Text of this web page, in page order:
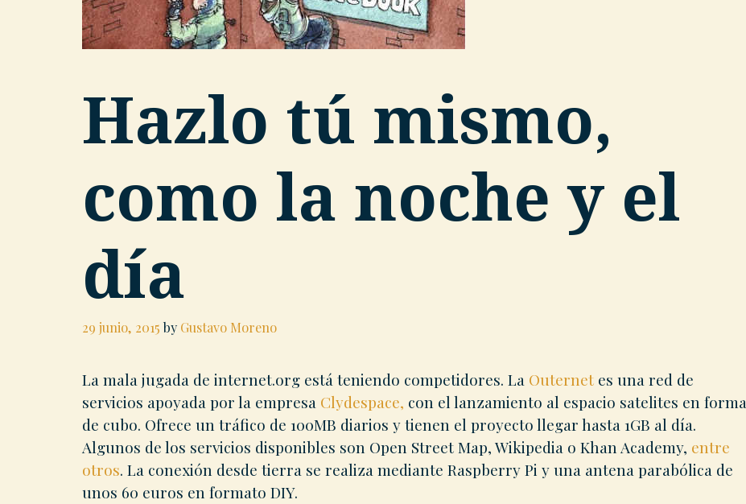
Hazlo tú mismo,
como la noche y el
día
29 junio, 2015 by Gustavo Moreno
La mala jugada de internet.org está teniendo competidores. La Outernet es una red de
servicios apoyada por la empresa Clydespace, con el lanzamiento al espacio satelites en forma
de cubo. Ofrece un tráfico de 100MB diarios y tienen el proyecto llegar hasta 1GB al día.
Algunos de los servicios disponibles son Open Street Map, Wikipedia o Khan Academy, entre
otros. La conexión desde tierra se realiza mediante Raspberry Pi y una antena parabólica de
unos 60 euros en formato DIY.